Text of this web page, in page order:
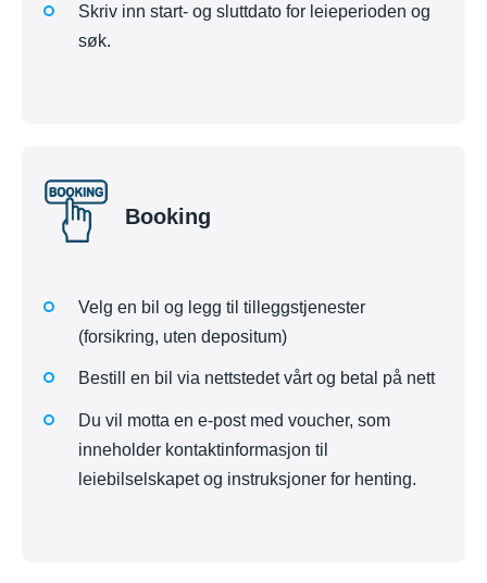
Skriv inn start- og sluttdato for leieperioden og
søk.
Booking
Velg en bil og legg til tilleggstjenester
(forsikring, uten depositum)
Bestill en bil via nettstedet vårt og betal på nett
Du vil motta en e-post med voucher, som
inneholder kontaktinformasjon til
leiebilselskapet og instruksjoner for henting.